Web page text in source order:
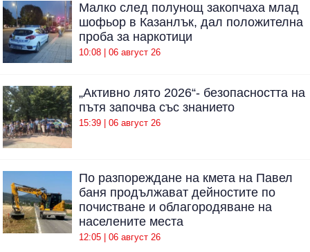
Малко след полунощ закопчаха млад
шофьор в Казанлък, дал положителна
проба за наркотици
10:08 | 06 август 26
„Активно лято 2026“- безопасността на
пътя започва със знанието
15:39 | 06 август 26
По разпореждане на кмета на Павел
баня продължават дейностите по
почистване и облагородяване на
населените места
12:05 | 06 август 26